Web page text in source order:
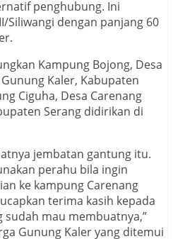
penghubung. Ini
Siliwangi dengan panjang 60
Kampung Bojong, Desa
Kaler, Kabupaten
Ciguha, Desa Carenang
Serang didirikan di
jembatan gantung itu.
perahu bila ingin
ke kampung Carenang
terima kasih kepada
sudah mau membuatnya,”
Gunung Kaler yang ditemui